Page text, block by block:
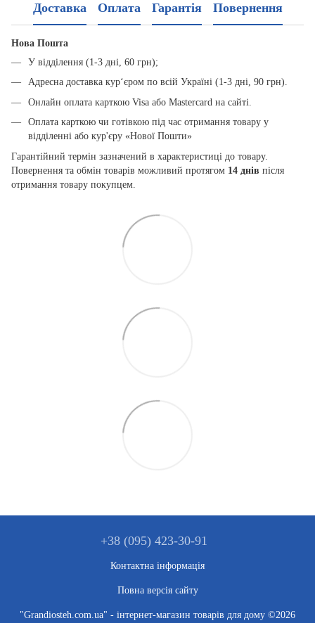
Доставка Оплата Гарантія Повернення
Нова Пошта
У відділення (1-3 дні, 60 грн);
Адресна доставка кур‘єром по всій Україні (1-3 дні, 90 грн).
Онлайн оплата карткою Visa або Mastercard на сайті.
Оплата карткою чи готівкою під час отримання товару у
відділенні або кур'єру «Нової Пошти»
Гарантійний термін зазначений в характеристиці до товару.
Повернення та обмін товарів можливий протягом 14 днів після
отримання товару покупцем.
+38 (095) 423-30-91
Контактна інформація
Повна версія сайту
"Grandiosteh.com.ua" - інтернет-магазин товарів для дому ©2026